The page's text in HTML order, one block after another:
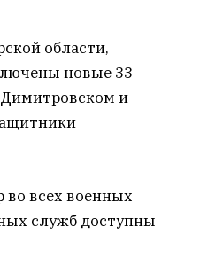
области,
новые 33
и
во всех военных
служб доступны